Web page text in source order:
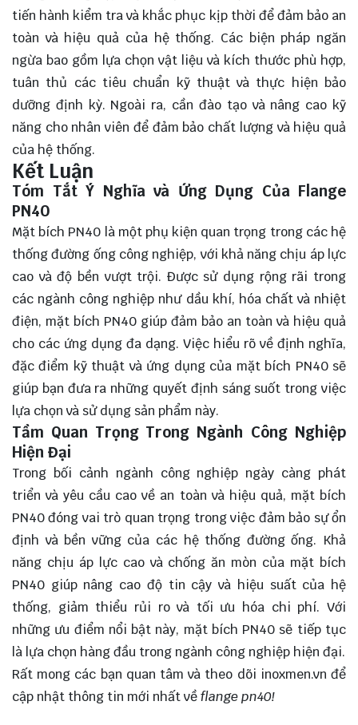
tiến hành kiểm tra và khắc phục kịp thời để đảm bảo an
toàn và hiệu quả của hệ thống. Các biện pháp ngăn
ngừa bao gồm lựa chọn vật liệu và kích thước phù hợp,
tuân thủ các tiêu chuẩn kỹ thuật và thực hiện bảo
dưỡng định kỳ. Ngoài ra, cần đào tạo và nâng cao kỹ
năng cho nhân viên để đảm bảo chất lượng và hiệu quả
của hệ thống.
Kết Luận
Tóm Tắt Ý Nghĩa và Ứng Dụng Của Flange
PN40
Mặt bích PN40 là một phụ kiện quan trọng trong các hệ
thống đường ống công nghiệp, với khả năng chịu áp lực
cao và độ bền vượt trội. Được sử dụng rộng rãi trong
các ngành công nghiệp như dầu khí, hóa chất và nhiệt
điện, mặt bích PN40 giúp đảm bảo an toàn và hiệu quả
cho các ứng dụng đa dạng. Việc hiểu rõ về định nghĩa,
đặc điểm kỹ thuật và ứng dụng của mặt bích PN40 sẽ
giúp bạn đưa ra những quyết định sáng suốt trong việc
lựa chọn và sử dụng sản phẩm này.
Tầm Quan Trọng Trong Ngành Công Nghiệp
Hiện Đại
Trong bối cảnh ngành công nghiệp ngày càng phát
triển và yêu cầu cao về an toàn và hiệu quả, mặt bích
PN40 đóng vai trò quan trọng trong việc đảm bảo sự ổn
định và bền vững của các hệ thống đường ống. Khả
năng chịu áp lực cao và chống ăn mòn của mặt bích
PN40 giúp nâng cao độ tin cậy và hiệu suất của hệ
thống, giảm thiểu rủi ro và tối ưu hóa chi phí. Với
những ưu điểm nổi bật này, mặt bích PN40 sẽ tiếp tục
là lựa chọn hàng đầu trong ngành công nghiệp hiện đại.
Rất mong các bạn quan tâm và theo dõi inoxmen.vn để
cập nhật thông tin mới nhất vềflange pn40!